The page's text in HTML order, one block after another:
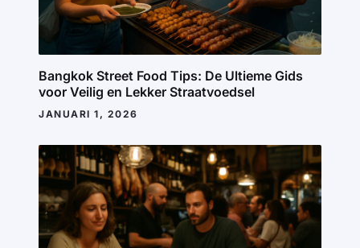
Bangkok Street Food Tips: De Ultieme Gids
voor Veilig en Lekker Straatvoedsel
JANUARI 1, 2026